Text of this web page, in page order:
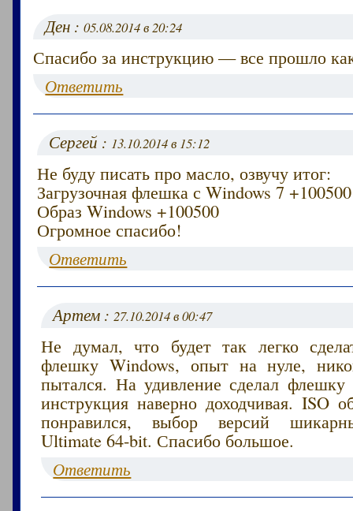
Ден :05.08.2014 в 20:24
Спасибо за инструкцию — все прошло
Ответить
Сергей : 13.10.2014 в 15:12
Не буду писать про масло, озвучу итог:
Загрузочная флешка с Windows 7 +100500
Образ Windows +100500
Огромное спасибо!
Ответить
Артем :27.10.2014 в 00:47
Не думал, что будет так легко
флешку Windows, опыт на нуле,
пытался. На удивление сделал флешку
инструкция наверно доходчивая. ISO
понравился, выбор версий
Ultimate 64-bit. Спасибо большое.
Ответить